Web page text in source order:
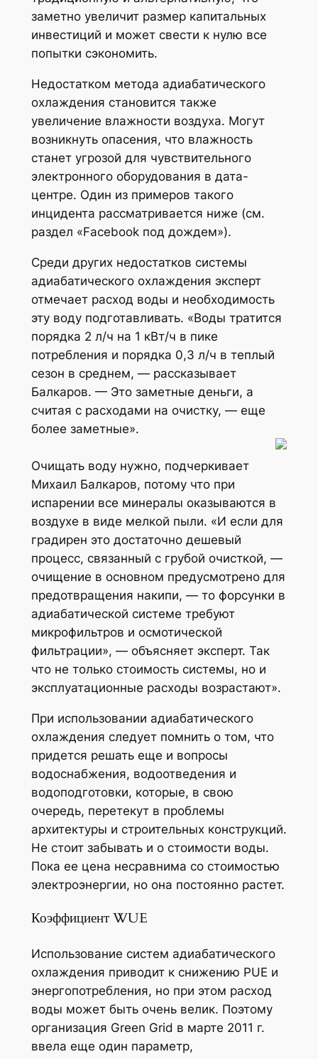
заметно увеличит размер капитальных
инвестиций и может свести к нулю все
попытки сэкономить.
Недостатком метода адиабатического
охлаждения становится также
увеличение влажности воздуха. Могут
возникнуть опасения, что влажность
станет угрозой для чувствительного
электронного оборудования в дата-
центре. Один из примеров такого
инцидента рассматривается ниже (см.
раздел «Facebook под дождем»).
Среди других недостатков системы
адиабатического охлаждения эксперт
отмечает расход воды и необходимость
эту воду подготавливать. «Воды тратится
порядка 2 л/ч на 1 кВт/ч в пике
потребления и порядка 0,3 л/ч в теплый
сезон в среднем, — рассказывает
Балкаров. — Это заметные деньги, а
считая с расходами на очистку, — еще
более заметные».
Очищать воду нужно, подчеркивает
Михаил Балкаров, потому что при
испарении все минералы оказываются в
воздухе в виде мелкой пыли. «И если для
градирен это достаточно дешевый
процесс, связанный с грубой очисткой, —
очищение в основном предусмотрено для
предотвращения накипи, — то форсунки в
адиабатической системе требуют
микрофильтров и осмотической
фильтрации», — объясняет эксперт. Так
что не только стоимость системы, но и
эксплуатационные расходы возрастают».
При использовании адиабатического
охлаждения следует помнить о том, что
придется решать еще и вопросы
водоснабжения, водоотведения и
водоподготовки, которые, в свою
очередь, перетекут в проблемы
архитектуры и строительных конструкций.
Не стоит забывать и о стоимости воды.
Пока ее цена несравнима со стоимостью
электроэнергии, но она постоянно растет.
Коэффициент WUE
Использование систем адиабатического
охлаждения приводит к снижению PUE и
энергопотребления, но при этом расход
воды может быть очень велик. Поэтому
организация Green Grid в марте 2011 г.
ввела еще один параметр,